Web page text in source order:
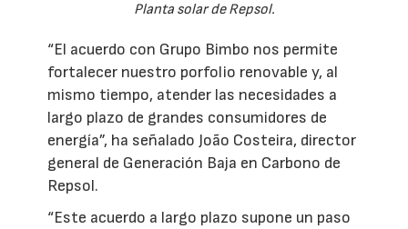
Planta solar de Repsol.
“El acuerdo con Grupo Bimbo nos permite
fortalecer nuestro porfolio renovable y, al
mismo tiempo, atender las necesidades a
largo plazo de grandes consumidores de
energía”, ha señalado João Costeira, director
general de Generación Baja en Carbono de
Repsol.
“Este acuerdo a largo plazo supone un paso